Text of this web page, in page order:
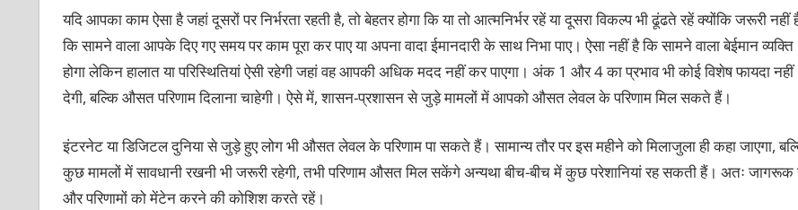
यदि आपका काम ऐसा है जहां दूसरों पर निर्भरता रहती है, तो बेहतर होगा कि या तो आत्मनिर्भर रहें या दूसरा विकल्प भी ढूंढते रहें क्योंकि जरूरी नहीं
कि सामने वाला आपके दिए गए समय पर काम पूरा कर पाए या अपना वादा ईमानदारी के साथ निभा पाए। ऐसा नहीं है कि सामने वाला बेईमान व्यक्ति
होगा लेकिन हालात या परिस्थितियां ऐसी रहेगी जहां वह आपकी अधिक मदद नहीं कर पाएगा। अंक 1 और 4 का प्रभाव भी कोई विशेष फायदा नहीं
देगी, बल्कि औसत परिणाम दिलाना चाहेगी। ऐसे में, शासन-प्रशासन से जुड़े मामलों में आपको औसत लेवल के परिणाम मिल सकते हैं।
इंटरनेट या डिजिटल दुनिया से जुड़े हुए लोग भी औसत लेवल के परिणाम पा सकते हैं। सामान्य तौर पर इस महीने को मिलाजुला ही कहा जाएगा,
कुछ मामलों में सावधानी रखनी भी जरूरी रहेगी, तभी परिणाम औसत मिल सकेंगे अन्यथा बीच-बीच में कुछ परेशानियां रह सकती हैं। अतः जागरूक
और परिणामों को मेंटेन करने की कोशिश करते रहें।